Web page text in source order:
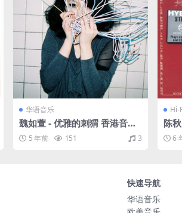
华语音乐
魏如萱 - 优雅的刺猬 香港音乐
会（2011/FLAC/分轨/285
M）
5 年前 151 3
Hi-
陈
6
快速导航
华语音乐